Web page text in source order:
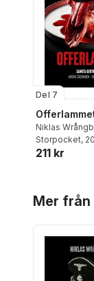
Del 7
Niklas
Storpocket,
211 kr
Mer från